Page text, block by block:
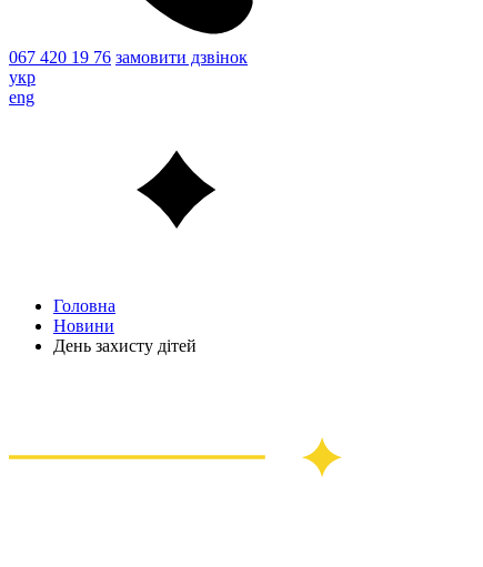
067 420 19 76 замовити дзвінок
укр
eng
Головна
Новини
День захисту дітей